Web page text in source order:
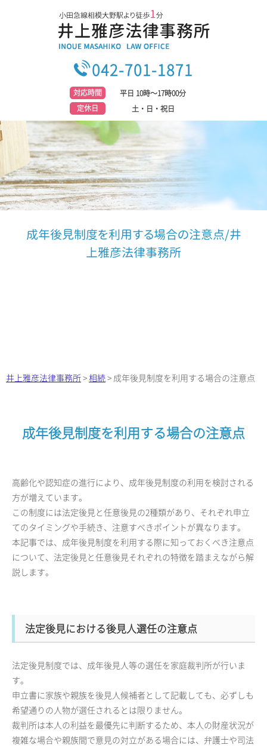
042-701-1871
対応時間
平日 10時～17時00分
定休日
土・日・祝日
成年後見制度を利用する場合の注意点/井
上雅彦法律事務所
井上雅彦法律事務所>相続> 成年後見制度を利用する場合の注意点
成年後見制度を利用する場合の注意点
高齢化や認知症の進行により、成年後見制度の利用を検討される
方が増えています。
この制度には法定後見と任意後見の2種類があり、それぞれ申立
てのタイミングや手続き、注意すべきポイントが異なります。
本記事では、成年後見制度を利用する際に知っておくべき注意点
について、法定後見と任意後見それぞれの特徴を踏まえながら解
説します。
法定後見における後見人選任の注意点
法定後見制度では、成年後見人等の選任を家庭裁判所が行いま
す。
申立書に家族や親族を後見人候補者として記載しても、必ずしも
希望通りの人物が選任されるとは限りません。
裁判所は本人の利益を最優先に判断するため、本人の財産状況が
複雑な場合や親族間で意見の対立がある場合には、弁護士や司法